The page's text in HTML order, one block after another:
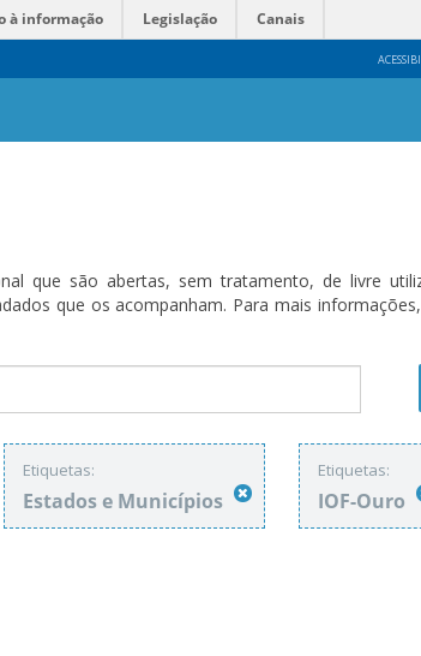
à informação Legislação Canais
que são abertas, sem tratamento, de livre
que os acompanham. Para mais informações,
Etiquetas:
Estados e Municípios
Etiquetas:
IOF-Ouro